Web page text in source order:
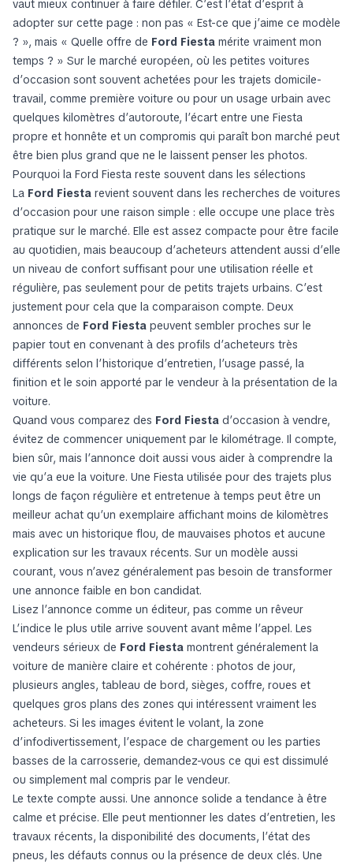
vaut mieux continuer à faire défiler. C’est l’état d’esprit à
adopter sur cette page : non pas « Est-ce que j’aime ce modèle
? », mais « Quelle offre de Ford Fiesta mérite vraiment mon
temps ? » Sur le marché européen, où les petites voitures
d’occasion sont souvent achetées pour les trajets domicile-
travail, comme première voiture ou pour un usage urbain avec
quelques kilomètres d’autoroute, l’écart entre une Fiesta
propre et honnête et un compromis qui paraît bon marché peut
être bien plus grand que ne le laissent penser les photos.
Pourquoi la Ford Fiesta reste souvent dans les sélections
La Ford Fiesta revient souvent dans les recherches de voitures
d’occasion pour une raison simple : elle occupe une place très
pratique sur le marché. Elle est assez compacte pour être facile
au quotidien, mais beaucoup d’acheteurs attendent aussi d’elle
un niveau de confort suffisant pour une utilisation réelle et
régulière, pas seulement pour de petits trajets urbains. C’est
justement pour cela que la comparaison compte. Deux
annonces de Ford Fiesta peuvent sembler proches sur le
papier tout en convenant à des profils d’acheteurs très
différents selon l’historique d’entretien, l’usage passé, la
finition et le soin apporté par le vendeur à la présentation de la
voiture.
Quand vous comparez des Ford Fiesta d’occasion à vendre,
évitez de commencer uniquement par le kilométrage. Il compte,
bien sûr, mais l’annonce doit aussi vous aider à comprendre la
vie qu’a eue la voiture. Une Fiesta utilisée pour des trajets plus
longs de façon régulière et entretenue à temps peut être un
meilleur achat qu’un exemplaire affichant moins de kilomètres
mais avec un historique flou, de mauvaises photos et aucune
explication sur les travaux récents. Sur un modèle aussi
courant, vous n’avez généralement pas besoin de transformer
une annonce faible en bon candidat.
Lisez l’annonce comme un éditeur, pas comme un rêveur
L’indice le plus utile arrive souvent avant même l’appel. Les
vendeurs sérieux de Ford Fiesta montrent généralement la
voiture de manière claire et cohérente : photos de jour,
plusieurs angles, tableau de bord, sièges, coffre, roues et
quelques gros plans des zones qui intéressent vraiment les
acheteurs. Si les images évitent le volant, la zone
d’infodivertissement, l’espace de chargement ou les parties
basses de la carrosserie, demandez-vous ce qui est dissimulé
ou simplement mal compris par le vendeur.
Le texte compte aussi. Une annonce solide a tendance à être
calme et précise. Elle peut mentionner les dates d’entretien, les
travaux récents, la disponibilité des documents, l’état des
pneus, les défauts connus ou la présence de deux clés. Une